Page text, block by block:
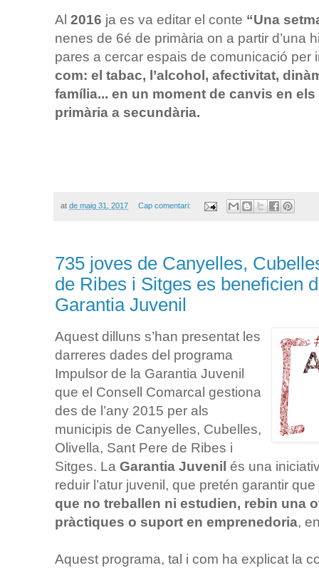
Al 2016 ja es va editar el conte “Una
nenes de 6é de primària on a partir d’una
pares a cercar espais de comunicació per
com: el tabac, l’alcohol, afectivitat,
família... en un moment de canvis en
primària a secundària.
at de maig 31, 2017 Cap comentari:
735 joves de Canyelles,
de Ribes i Sitges es beneficien
Garantia Juvenil
Aquest dilluns s’han presentat les
darreres dades del programa
Impulsor de la Garantia Juvenil
que el Consell Comarcal gestiona
des de l’any 2015 per als
municipis de Canyelles, Cubelles,
Olivella, Sant Pere de Ribes i
Sitges. La Garantia Juvenil és una
reduir l’atur juvenil, que pretén garantir que
que no treballen ni estudien, rebin una
pràctiques o suport en emprenedoria,
Aquest programa, tal i com ha explicat la